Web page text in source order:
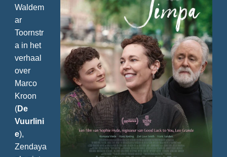
Waldem
ar
Toornstr
a in het
verhaal
over
Marco
Kroon
(De
Vuurlini
e),
Zendaya